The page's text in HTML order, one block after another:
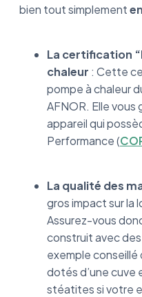
bien tout simplement
La certification
chaleur : Cette
pompe à chaleur
AFNOR. Elle
appareil qui
Performance (
La qualité des
gros impact sur la
Assurez-vous
construit avec
exemple conseillé
dotés d’une cuve
stéatites si votre